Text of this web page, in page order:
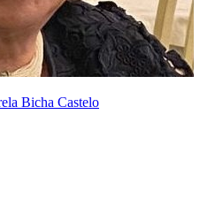
Bicha Castelo